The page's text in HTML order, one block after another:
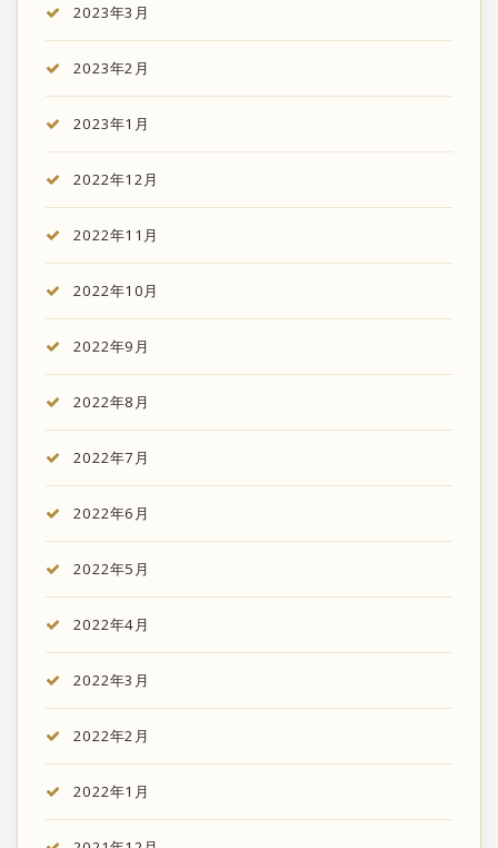
2023年3月
2023年2月
2023年1月
2022年12月
2022年11月
2022年10月
2022年9月
2022年8月
2022年7月
2022年6月
2022年5月
2022年4月
2022年3月
2022年2月
2022年1月